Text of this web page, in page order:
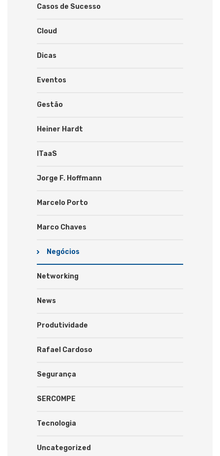
Casos de Sucesso
Cloud
Dicas
Eventos
Gestão
Heiner Hardt
ITaaS
Jorge F. Hoffmann
Marcelo Porto
Marco Chaves
Negócios
Networking
News
Produtividade
Rafael Cardoso
Segurança
SERCOMPE
Tecnologia
Uncategorized